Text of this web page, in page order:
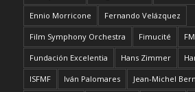
Ennio Morricone Fernando Velázquez
Film Symphony Orchestra Fimucité
Fundación Excelentia Hans Zimmer
ISFMF Iván Palomares Jean-Michel